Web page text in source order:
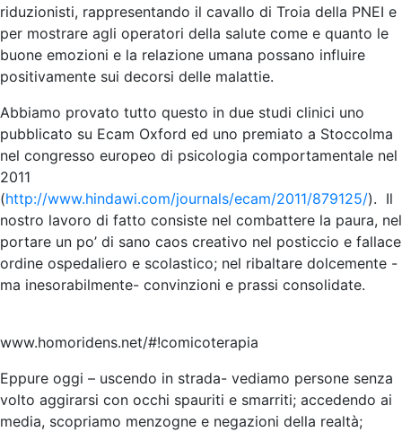
riduzionisti, rappresentando il cavallo di Troia della PNEI e
per mostrare agli operatori della salute come e quanto le
buone emozioni e la relazione umana possano influire
positivamente sui decorsi delle malattie.
Abbiamo provato tutto questo in due studi clinici uno
pubblicato su Ecam Oxford ed uno premiato a Stoccolma
nel congresso europeo di psicologia comportamentale nel
2011
(http://www.hindawi.com/journals/ecam/2011/879125/). Il
nostro lavoro di fatto consiste nel combattere la paura, nel
portare un po’ di sano caos creativo nel posticcio e fallace
ordine ospedaliero e scolastico; nel ribaltare dolcemente -
ma inesorabilmente- convinzioni e prassi consolidate.
www.homoridens.net/#!comicoterapia
Eppure oggi – uscendo in strada- vediamo persone senza
volto aggirarsi con occhi spauriti e smarriti; accedendo ai
media, scopriamo menzogne e negazioni della realtà;